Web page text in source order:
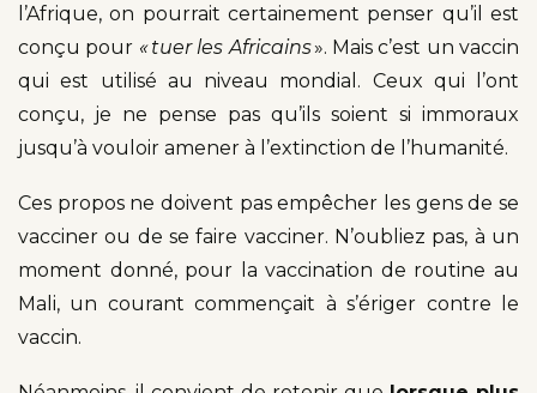
l’Afrique, on pourrait certainement penser qu’il est
conçu pour « tuer les Africains». Mais c’est un vaccin
qui est utilisé au niveau mondial. Ceux qui l’ont
conçu, je ne pense pas qu’ils soient si immoraux
jusqu’à vouloir amener à l’extinction de l’humanité.
Ces propos ne doivent pas empêcher les gens de se
vacciner ou de se faire vacciner. N’oubliez pas, à un
moment donné, pour la vaccination de routine au
Mali, un courant commençait à s’ériger contre le
vaccin.